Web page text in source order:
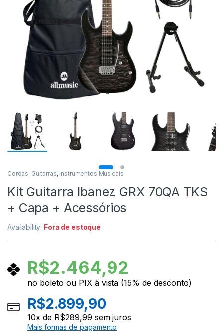
Cordas, Guitarras, Instrumentos Musicais
Kit Guitarra Ibanez GRX 70QA TKS
+ Capa + Acessórios
Availability: Fora de estoque
R$2.464,92
no boleto ou PIX à vista (15% de desconto)
R$2.899,90
10x de R$289,99 sem juros
Mais formas de pagamento